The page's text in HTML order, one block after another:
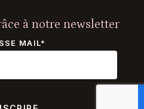
à notre newsletter
MAIL*